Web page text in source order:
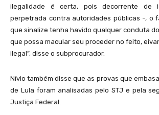
ilegalidade é certa, pois decorrente de
perpetrada contra autoridades públicas -, o
que sinalize tenha havido qualquer conduta
que possa macular seu proceder no feito,
ilegal”, disse o subprocurador.
Nívio também disse que as provas que
de Lula foram analisadas pelo STJ e pela
Justiça Federal.